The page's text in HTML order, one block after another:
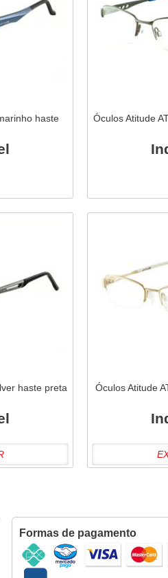
haste
Óculos Atitude
haste preta Óculos Atitude
Formas de pagamento